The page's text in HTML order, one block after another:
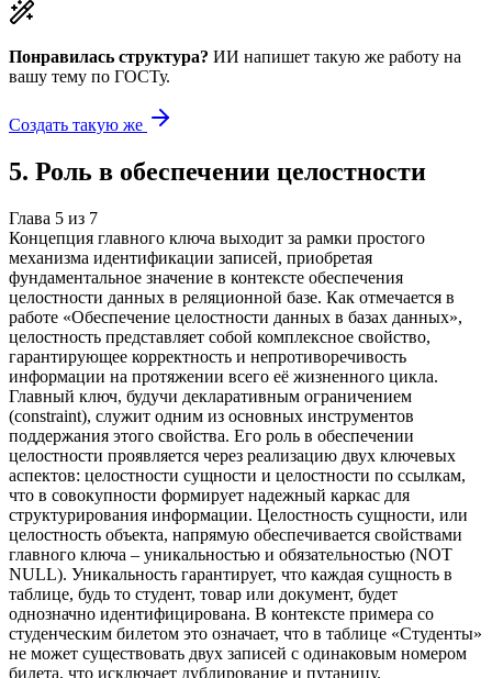
Понравилась структура? ИИ напишет такую же работу на
вашу тему по ГОСТу.
Создать такую же
5. Роль в обеспечении целостности
Глава 5 из 7
Концепция главного ключа выходит за рамки простого
механизма идентификации записей, приобретая
фундаментальное значение в контексте обеспечения
целостности данных в реляционной базе. Как отмечается в
работе «Обеспечение целостности данных в базах данных»,
целостность представляет собой комплексное свойство,
гарантирующее корректность и непротиворечивость
информации на протяжении всего её жизненного цикла.
Главный ключ, будучи декларативным ограничением
(constraint), служит одним из основных инструментов
поддержания этого свойства. Его роль в обеспечении
целостности проявляется через реализацию двух ключевых
аспектов: целостности сущности и целостности по ссылкам,
что в совокупности формирует надежный каркас для
структурирования информации. Целостность сущности, или
целостность объекта, напрямую обеспечивается свойствами
главного ключа – уникальностью и обязательностью (NOT
NULL). Уникальность гарантирует, что каждая сущность в
таблице, будь то студент, товар или документ, будет
однозначно идентифицирована. В контексте примера со
студенческим билетом это означает, что в таблице «Студенты»
не может существовать двух записей с одинаковым номером
билета, что исключает дублирование и путаницу.